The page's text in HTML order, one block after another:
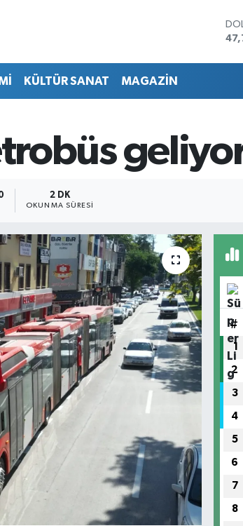
KÜLTÜR SANAT MAGAZİN
2 DK
OKUNMA SÜRESI
#
1
2
3
4
5
6
7
8